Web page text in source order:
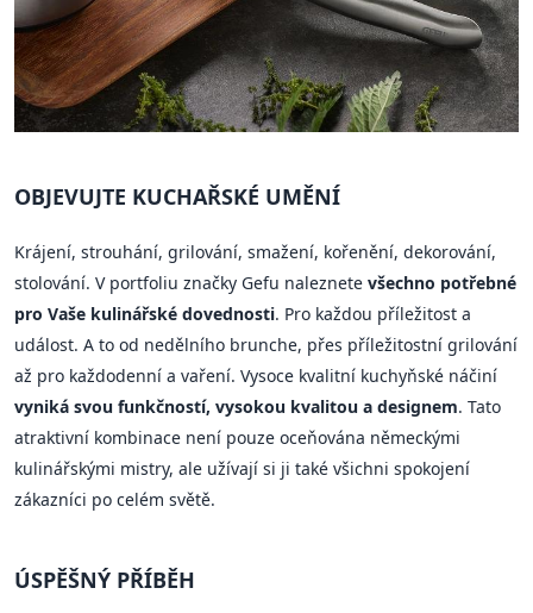
OBJEVUJTE KUCHAŘSKÉ UMĚNÍ
Krájení, strouhání, grilování, smažení, kořenění, dekorování,
stolování. V portfoliu značky Gefu naleznete všechno potřebné
pro Vaše kulinářské dovednosti. Pro každou příležitost a
událost. A to od nedělního brunche, přes příležitostní grilování
až pro každodenní a vaření. Vysoce kvalitní kuchyňské náčiní
vyniká svou funkčností, vysokou kvalitou a designem. Tato
atraktivní kombinace není pouze oceňována německými
kulinářskými mistry, ale užívají si ji také všichni spokojení
zákazníci po celém světě.
ÚSPĚŠNÝ PŘÍBĚH